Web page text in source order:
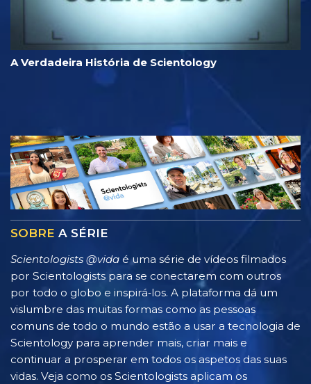
A Verdadeira História de Scientology
SOBRE A SÉRIE
Scientologists @vida é uma série de vídeos filmados
por Scientologists para se conectarem com outros
por todo o globo e inspirá‑los. A plataforma dá um
vislumbre das muitas formas como as pessoas
comuns de todo o mundo estão a usar a tecnologia de
Scientology para aprender mais, criar mais e
continuar a prosperar em todos os aspetos das suas
vidas. Veja como os Scientologists aplicam os